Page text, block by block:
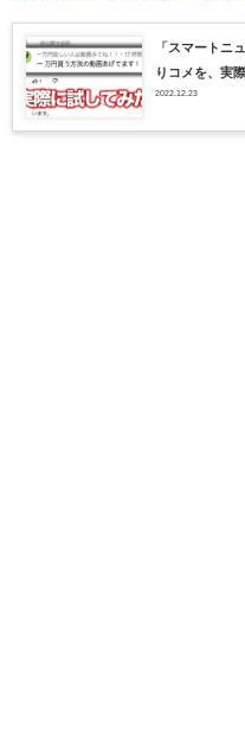
「スマートニ
りコメを、実
2022.12.23